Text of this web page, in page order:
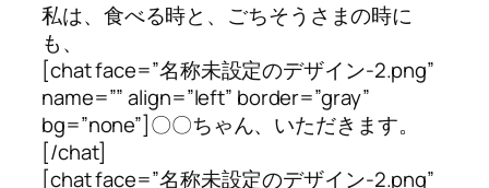
私は、食べる時と、ごちそうさまの時に
も、
[chat face=”名称未設定のデザイン-2.png”
name=”” align=”left” border=”gray”
bg=”none”]〇〇ちゃん、いただきます。
[/chat]
[chat face=”名称未設定のデザイン-2.png”